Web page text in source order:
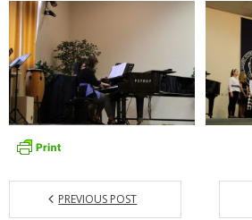
- - Plán verejného obstarávania
- - Súhrnná správa za rok 2021
- Dokumenty minedu a statpedu
- Informácia pre uchádzača o zamestnanie
PREVIOUS POST